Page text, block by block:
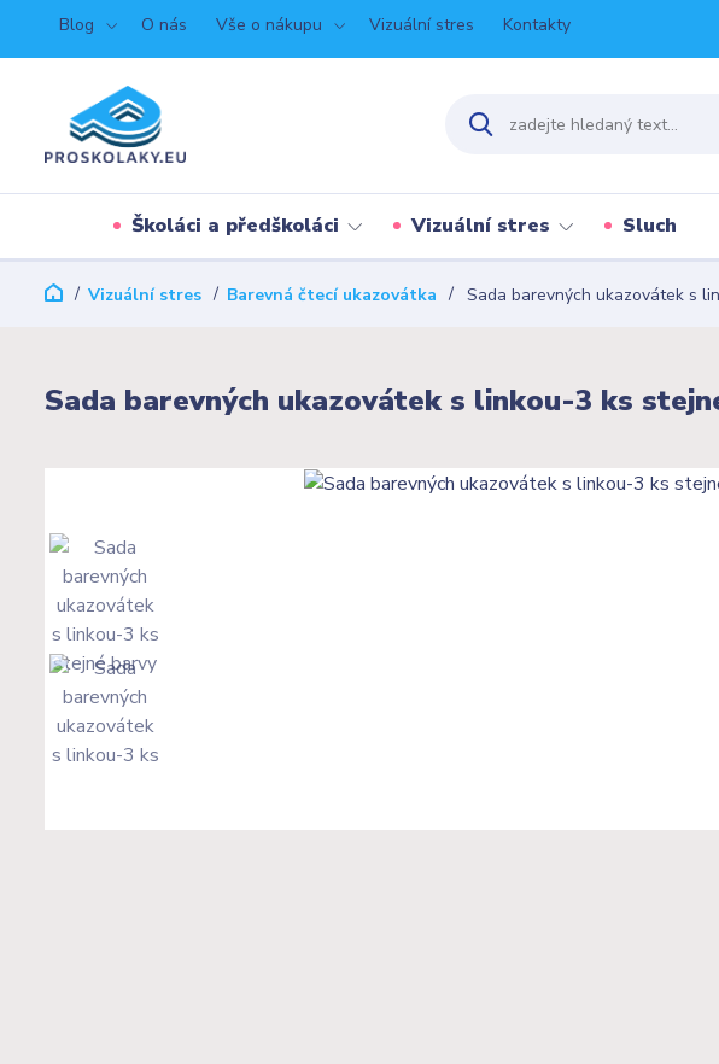
Blog O nás Vše o nákupu Vizuální stres Kontakty
Školáci a předškoláci Vizuální stres Sluch
Vizuální stres Barevná čtecí ukazovátka Sada barevných ukazovátek s
Sada barevných ukazovátek s linkou-3 ks